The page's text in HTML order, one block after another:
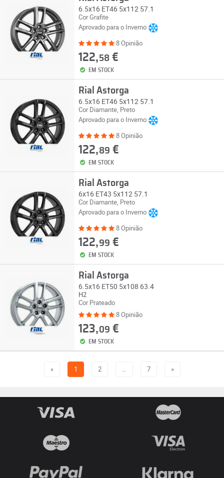
6.5x16 ET46 5x112 57.1
Cor Grafite
Aprovado para o Inverno
8 Opinião
122,58€
EM STOCK
Rial Astorga
6.5x16 ET46 5x112 57.1
Cor Diamante, Preto
Aprovado para o Inverno
8 Opinião
122,89 €
EM STOCK
Rial Astorga
6x16 ET43 5x112 57.1
Cor Diamante, Preto
Aprovado para o Inverno
8 Opinião
122,99 €
EM STOCK
Rial Astorga
6.5x16 ET50 5x108 63.4
H2
Cor Prateado
8 Opinião
123,09 €
EM STOCK
« 1 2 … 7 »